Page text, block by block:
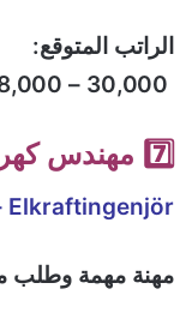
الراتب المتوقع:
7️⃣ مهندس كهرباء وطاقة
Elkraftingenjör – مهندس كهرباء وطاقة
مهنة مهمة وطلب